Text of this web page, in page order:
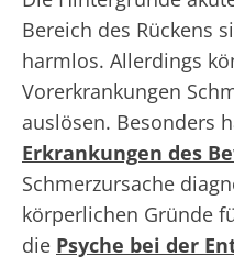
Bereich des Rückens
harmlos. Allerdings
Vorerkrankungen
auslösen. Besonders
Erkrankungen des
Schmerzursache
körperlichen Gründe
die Psyche bei der